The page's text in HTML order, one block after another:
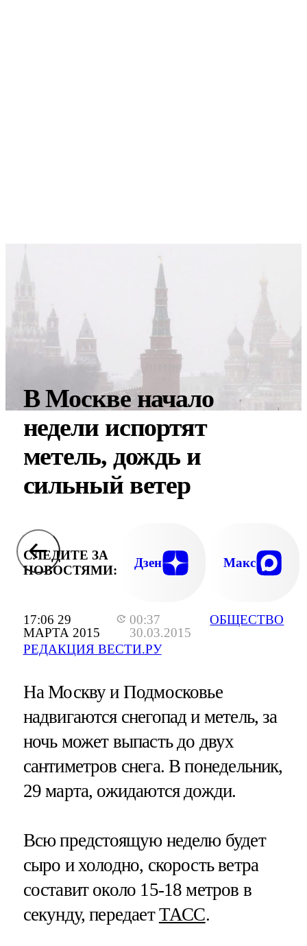
17:06 29
МАРТА 2015
00:37
30.03.2015
РЕДАКЦИЯ ВЕСТИ.РУ
ОБЩЕСТВО
В Москве начало
недели испортят
метель, дождь и
сильный ветер
СЛЕДИТЕ ЗА
НОВОСТЯМИ:
Дзен Макс
На Москву и Подмосковье
надвигаются снегопад и метель, за
ночь может выпасть до двух
сантиметров снега. В понедельник,
29 марта, ожидаются дожди.
Всю предстоящую неделю будет
сыро и холодно, скорость ветра
составит около 15-18 метров в
секунду, передаетТАСС.